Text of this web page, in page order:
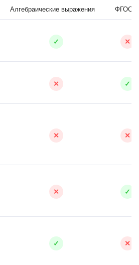
Алгебраические выражения ФГОС
✓ ✕
✕ ✓
✕ ✕
✕ ✓
✓ ✕